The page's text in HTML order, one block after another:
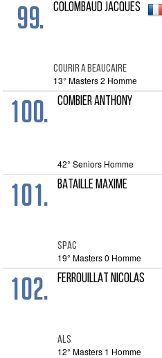
99. COLOMBAUD JACQUES
COURIR A BEAUCAIRE
13° Masters 2 Homme
100. COMBIER ANTHONY
42° Seniors Homme
101. BATAILLE MAXIME
SPAC
19° Masters 0 Homme
102. FERROUILLAT NICOLAS
ALS
12° Masters 1 Homme